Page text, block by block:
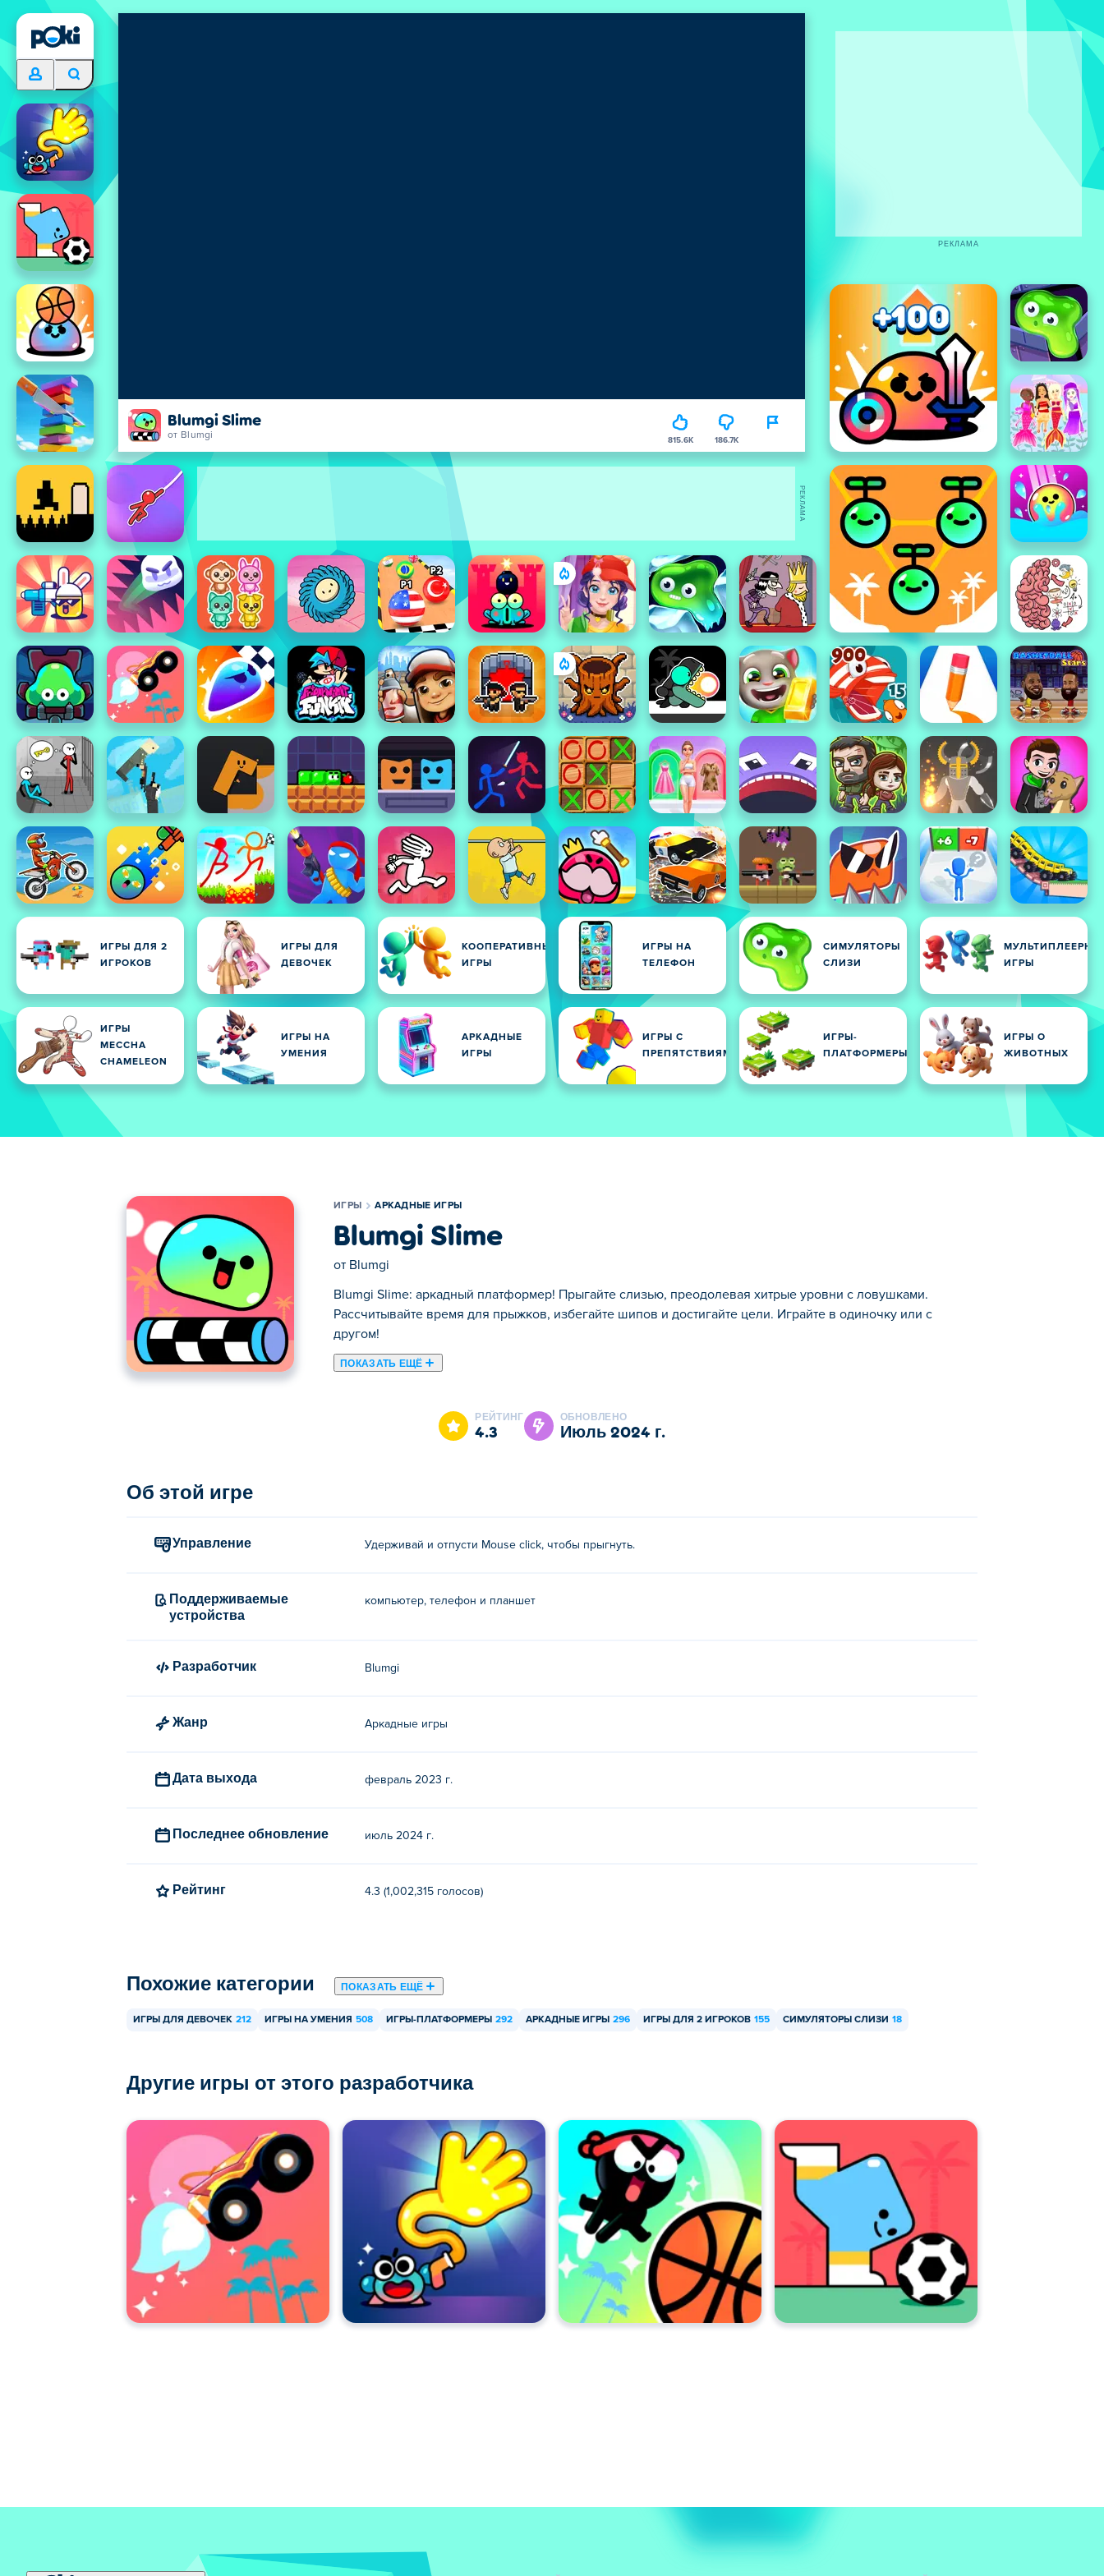
Blumgi Slime
от Blumgi 815.6K 186.7K
ИГРЫ ДЛЯ 2
ИГРОКОВ
ИГРЫ ДЛЯ
ДЕВОЧЕК
КООПЕРАТИВНЫЕ
ИГРЫ
ИГРЫ НА
ТЕЛЕФОН
СИМУЛЯТОРЫ
СЛИЗИ
ИГРЫ
ИГРЫ
MECCHA
CHAMELEON
ИГРЫ НА
УМЕНИЯ
АРКАДНЫЕ
ИГРЫ
ИГРЫ С
ПРЕПЯТСТВИЯМИ
ИГРЫ-
ПЛАТФОРМЕРЫ
ИГРЫ О
ЖИВОТНЫХ
РЕКЛАМА
РЕКЛАМА
ИГРЫ АРКАДНЫЕ ИГРЫ
Blumgi Slime
от Blumgi
Blumgi Slime: аркадный платформер! Прыгайте слизью, преодолевая хитрые уровни с ловушками.
Рассчитывайте время для прыжков, избегайте шипов и достигайте цели. Играйте в одиночку или с
другом!
ПОКАЗАТЬ ЕЩЁ
Здесь можно сыграть в Blumgi Slime. Blumgi Slime это одна наших лучших игр из категории Аркадные игры.
РЕЙТИНГ
4.3
ОБНОВЛЕНО
июль 2024 г.
Об этой игре
Управление Удерживай и отпусти Mouse click, чтобы прыгнуть.
Поддерживаемые
устройства
компьютер, телефон и планшет
Разработчик Blumgi
Жанр Аркадные игры
Дата выхода февраль 2023 г.
Последнее обновление июль 2024 г.
Рейтинг 4.3 (1,002,315 голосов)
Похожие категории ПОКАЗАТЬ ЕЩЁ
ИГРЫ ДЛЯ ДЕВОЧЕК 212 ИГРЫ НА УМЕНИЯ 508 ИГРЫ-ПЛАТФОРМЕРЫ 292 АРКАДНЫЕ ИГРЫ 296 ИГРЫ ДЛЯ 2 ИГРОКОВ 155 СИМУЛЯТОРЫ СЛИЗИ 18
Другие игры от этого разработчика